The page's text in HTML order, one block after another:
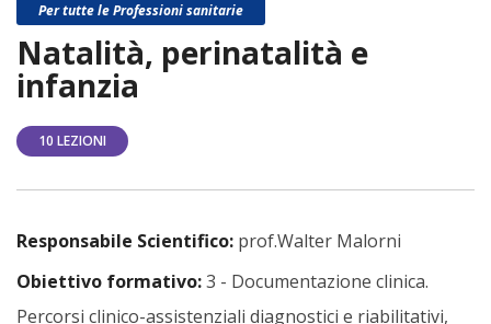
Per tutte le Professioni sanitarie
Natalità, perinatalità e
infanzia
10 LEZIONI
Responsabile Scientifico: prof.Walter Malorni
Obiettivo formativo:3 - Documentazione clinica.
Percorsi clinico-assistenziali diagnostici e riabilitativi,